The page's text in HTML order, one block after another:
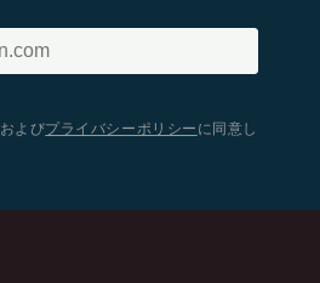
およびプライバシーポリシー に同意し